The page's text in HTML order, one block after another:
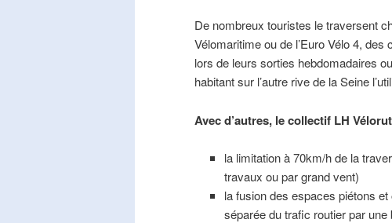
De nombreux touristes le traversent
Vélomaritime ou de l’Euro Vélo 4,
lors de leurs sorties hebdomadaires
habitant sur l’autre rive de la Seine
Avec d’autres, le collectif LH
la limitation à 70km/h de la
travaux ou par grand vent)
la fusion des espaces piétons
séparée du trafic routier par une